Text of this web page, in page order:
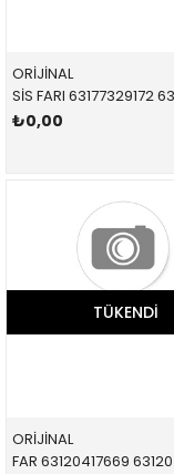
ORİJİNAL
₺0,00
TÜKENDI
ORİJİNAL